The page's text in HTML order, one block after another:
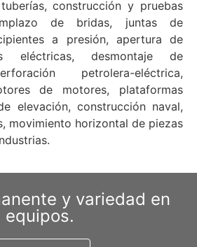
construcción y pruebas
de bridas, juntas de
a presión, apertura de
eléctricas, desmontaje de
petrolera-eléctrica,
de motores, plataformas
elevación, construcción naval,
movimiento horizontal de piezas
y variedad en
equipos.